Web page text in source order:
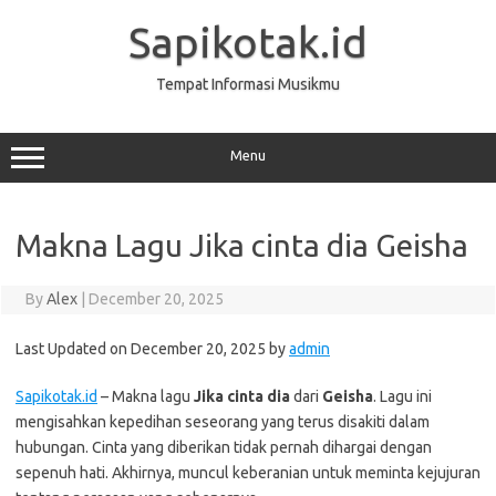
Sapikotak.id
Tempat Informasi Musikmu
Menu
Makna Lagu Jika cinta dia Geisha
ByAlex December 20, 2025
Last Updated on December 20, 2025 byadmin
Sapikotak.id – Makna lagu Jika cinta diadari Geisha. Lagu ini
mengisahkan kepedihan seseorang yang terus disakiti dalam
hubungan. Cinta yang diberikan tidak pernah dihargai dengan
sepenuh hati. Akhirnya, muncul keberanian untuk meminta kejujuran